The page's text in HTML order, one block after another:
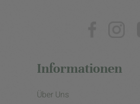
Informationen
Über Uns